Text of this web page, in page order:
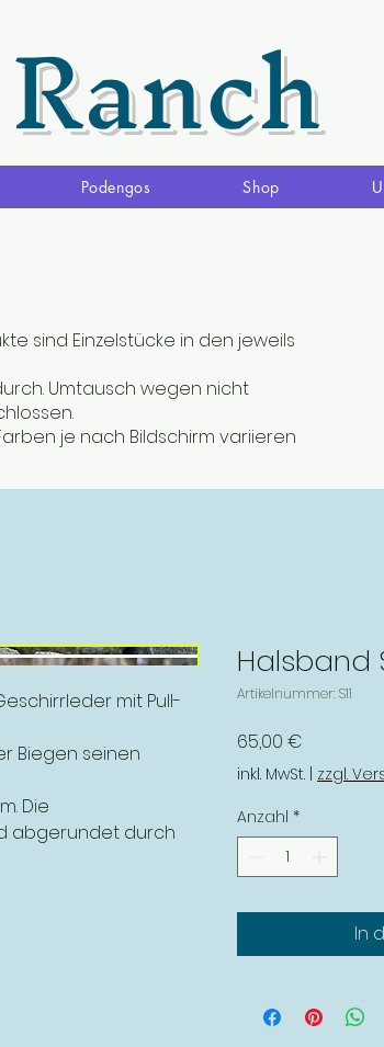
Podengos Shop
sind Einzelstücke in den jeweils
Umtausch wegen nicht
je nach Bildschirm variieren
mit Pull-
Biegen seinen
Die
abgerundet durch
Halsband
Artikelnummer: S11
65,00 €
inkl. MwSt. zzgl.
Anzahl *
In